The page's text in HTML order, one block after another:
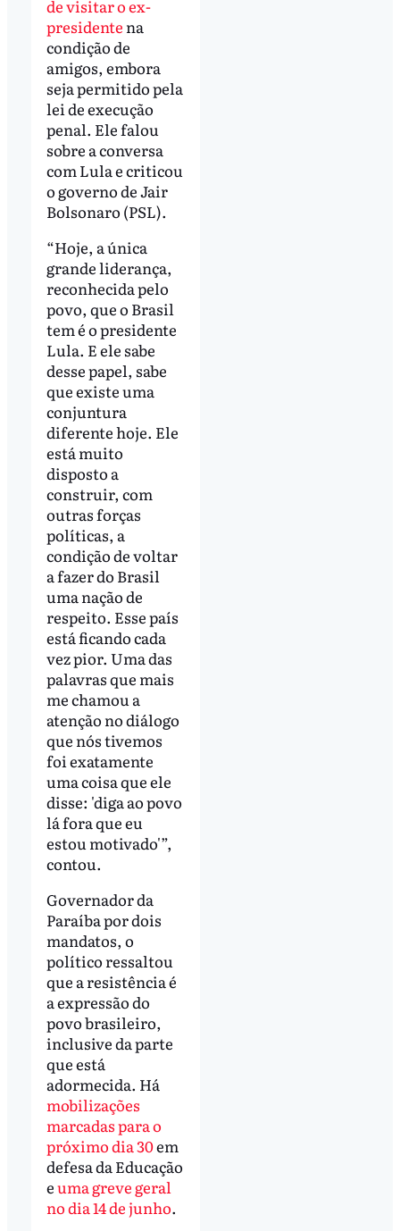
de visitar o ex-
presidente na
condição de
amigos, embora
seja permitido pela
lei de execução
penal. Ele falou
sobre a conversa
com Lula e criticou
o governo de Jair
Bolsonaro (PSL).
“Hoje, a única
grande liderança,
reconhecida pelo
povo, que o Brasil
tem é o presidente
Lula. E ele sabe
desse papel, sabe
que existe uma
conjuntura
diferente hoje. Ele
está muito
disposto a
construir, com
outras forças
políticas, a
condição de voltar
a fazer do Brasil
uma nação de
respeito. Esse país
está ficando cada
vez pior. Uma das
palavras que mais
me chamou a
atenção no diálogo
que nós tivemos
foi exatamente
uma coisa que ele
disse: 'diga ao povo
lá fora que eu
estou motivado'”,
contou.
Governador da
Paraíba por dois
mandatos, o
político ressaltou
que a resistência é
a expressão do
povo brasileiro,
inclusive da parte
que está
adormecida. Há
mobilizações
marcadas para o
próximo dia 30em
defesa da Educação
euma greve geral
no dia 14 de junho.